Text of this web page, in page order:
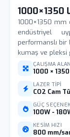
1000×1350
1000×1350 mm
endüstriyel
performanslı bir
kumaş ve pleksi
ÇALIŞMA
1000 ×
LAZER TIPI
CO2 Cam
GÜÇ
100W -
KESIM HIZI
800 mm/